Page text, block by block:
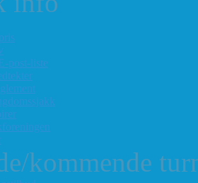
post-liste
kommende